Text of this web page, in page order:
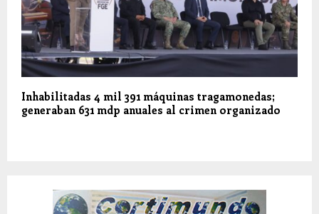
Inhabilitadas 4 mil 391 máquinas tragamonedas;
generaban 631 mdp anuales al crimen organizado